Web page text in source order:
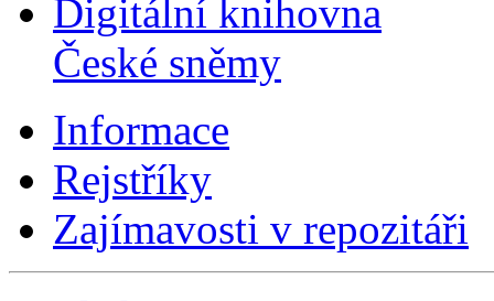
Digitální knihovna
České sněmy
Informace
Rejstříky
Zajímavosti v repozitáři